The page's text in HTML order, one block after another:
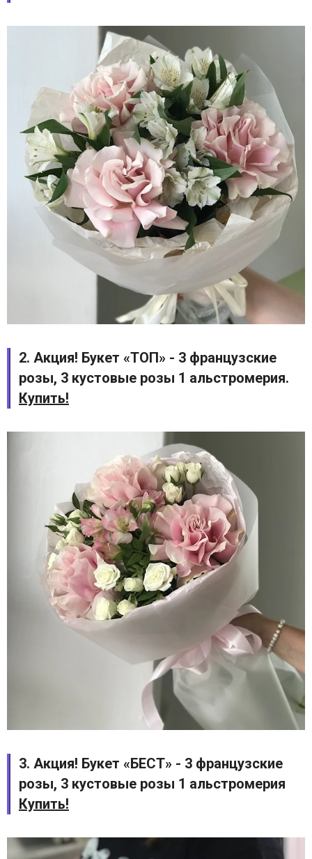
2. Акция! Букет «ТОП» - 3 французские
розы, 3 кустовые розы 1 альстромерия.
Купить!
3. Акция! Букет «БЕСТ» - 3 французские
розы, 3 кустовые розы 1 альстромерия
Купить!